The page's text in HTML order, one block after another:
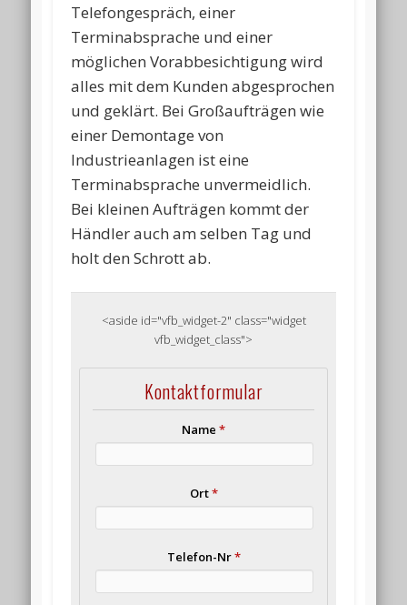
Telefongespräch, einer
Terminabsprache und einer
möglichen Vorabbesichtigung wird
alles mit dem Kunden abgesprochen
und geklärt. Bei Großaufträgen wie
einer Demontage von
Industrieanlagen ist eine
Terminabsprache unvermeidlich.
Bei kleinen Aufträgen kommt der
Händler auch am selben Tag und
holt den Schrott ab.
<aside id="vfb_widget-2" class="widget
vfb_widget_class">
Kontaktformular
Name *
Ort*
Telefon-Nr*